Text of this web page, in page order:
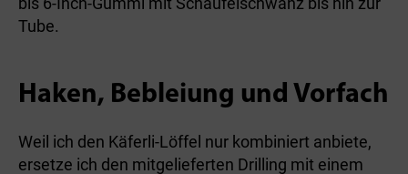
Tube.
Haken, Bebleiung und Vorfach
Weil ich den Käferli-Löffel nur kombiniert anbiete,
ersetze ich den mitgelieferten Drilling mit einem